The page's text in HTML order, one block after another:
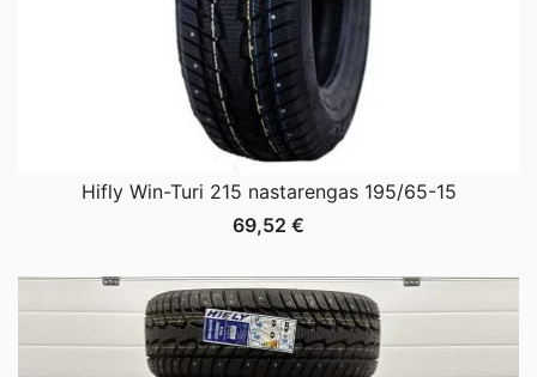
Hifly Win-Turi 215 nastarengas 195/65-15
69,52 €